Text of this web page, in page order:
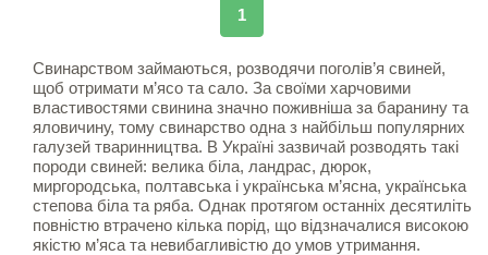
1
Свинарством займаються, розводячи поголів’я свиней,
щоб отримати м’ясо та сало. За своїми харчовими
властивостями свинина значно поживніша за баранину та
яловичину, тому свинарство одна з найбільш популярних
галузей тваринництва. В Україні зазвичай розводять такі
породи свиней: велика біла, ландрас, дюрок,
миргородська, полтавська і українська м’ясна, українська
степова біла та ряба. Однак протягом останніх десятиліть
повністю втрачено кілька порід, що відзначалися високою
якістю м’яса та невибагливістю до умов утримання.